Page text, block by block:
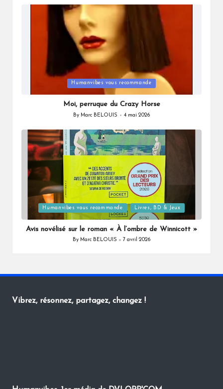
in
Humanvibes vous recommande
Moi, perruque du Crazy Horse
Posted
By Marc BELOUIS 4 mai 2026
Posted
in
Humanvibes vous recommande Livres, BD & Jeux
Avis novélisé sur le roman « À l’ombre de Winnicott »
Posted
By Marc BELOUIS 7 avril 2026
Vibrez, résonnez, partagez, changez !